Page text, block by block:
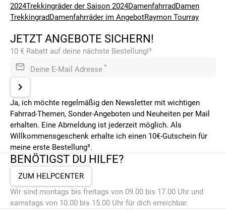
2024Trekkingräder der Saison 2024DamenfahrradDamen
TrekkingradDamenfahrräder im AngebotRaymon Tourray
JETZT ANGEBOTE SICHERN!
10 € Rabatt auf deine nächste Bestellung!³
Deine E-Mail Adresse *
Ja, ich möchte regelmäßig den Newsletter mit wichtigen
Fahrrad-Themen, Sonder-Angeboten und Neuheiten per Mail
erhalten. Eine Abmeldung ist jederzeit möglich. Als
Willkommensgeschenk erhalte ich einen 10€-Gutschein für
meine erste Bestellung³.
BENÖTIGST DU HILFE?
ZUM HELPCENTER
Wir sind montags bis freitags von 09.00 bis 17.00 Uhr und
samstags von 10.00 bis 15.00 Uhr für dich erreichbar.